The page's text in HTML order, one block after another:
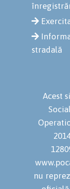
stradală
Acest
nu